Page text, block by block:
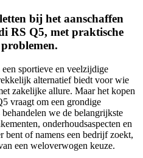
bij het aanschaffen
RS Q5, met praktische
sportieve en veelzijdige
alternatief biedt voor wie
zakelijke allure. Maar het kopen
vraagt om een grondige
we de belangrijkste
onderhoudsaspecten en
of namens een bedrijf zoekt,
een weloverwogen keuze.